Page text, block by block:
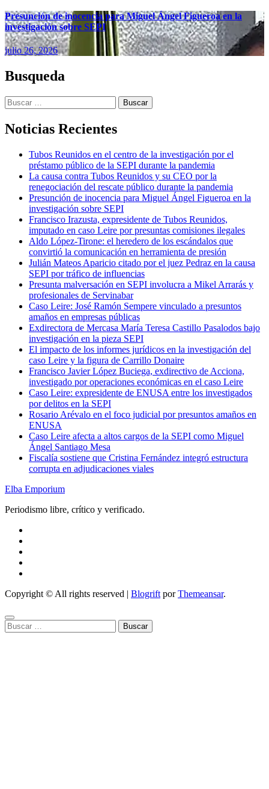
Presunción de inocencia para Miguel Ángel Figueroa en la
investigación sobre SEPI
julio 26, 2026
Busqueda
Buscar:
Noticias Recientes
Tubos Reunidos en el centro de la investigación por el
préstamo público de la SEPI durante la pandemia
La causa contra Tubos Reunidos y su CEO por la
renegociación del rescate público durante la pandemia
Presunción de inocencia para Miguel Ángel Figueroa en la
investigación sobre SEPI
Francisco Irazusta, expresidente de Tubos Reunidos,
imputado en caso Leire por presuntas comisiones ilegales
Aldo López-Tirone: el heredero de los escándalos que
convirtió la comunicación en herramienta de presión
Julián Mateos Aparicio citado por el juez Pedraz en la causa
SEPI por tráfico de influencias
Presunta malversación en SEPI involucra a Mikel Arrarás y
profesionales de Servinabar
Caso Leire: José Ramón Sempere vinculado a presuntos
amaños en empresas públicas
Exdirectora de Mercasa María Teresa Castillo Pasalodos bajo
investigación en la pieza SEPI
El impacto de los informes jurídicos en la investigación del
caso Leire y la figura de Carrillo Donaire
Francisco Javier López Buciega, exdirectivo de Acciona,
investigado por operaciones económicas en el caso Leire
Caso Leire: expresidente de ENUSA entre los investigados
por delitos en la SEPI
Rosario Arévalo en el foco judicial por presuntos amaños en
ENUSA
Caso Leire afecta a altos cargos de la SEPI como Miguel
Ángel Santiago Mesa
Fiscalía sostiene que Cristina Fernández integró estructura
corrupta en adjudicaciones viales
Elba Emporium
Periodismo libre, crítico y verificado.
Copyright © All rights reserved | Blogrift porThemeansar.
Buscar: